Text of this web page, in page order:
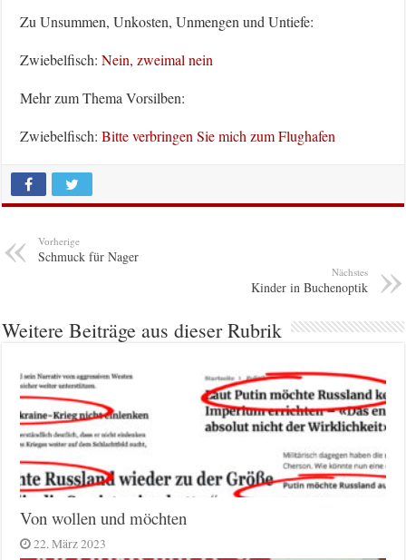
Zu Unsummen, Unkosten, Unmengen und Untiefe:
Zwiebelfisch:Nein, zweimal nein
Mehr zum Thema Vorsilben:
Zwiebelfisch:Bitte verbringen Sie mich zum Flughafen
Vorherige
Schmuck für Nager
Nächstes
Kinder in Buchenoptik
Weitere Beiträge aus dieser Rubrik
Von wollen und möchten
22. März 2023